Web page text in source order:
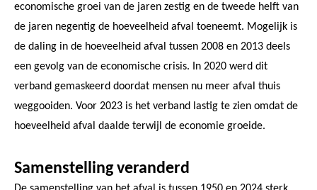
economische groei van de jaren zestig en de tweede helft van
de jaren negentig de hoeveelheid afval toeneemt. Mogelijk is
de daling in de hoeveelheid afval tussen 2008 en 2013 deels
een gevolg van de economische crisis. In 2020 werd dit
verband gemaskeerd doordat mensen nu meer afval thuis
weggooiden. Voor 2023 is het verband lastig te zien omdat de
hoeveelheid afval daalde terwijl de economie groeide.
Samenstelling veranderd